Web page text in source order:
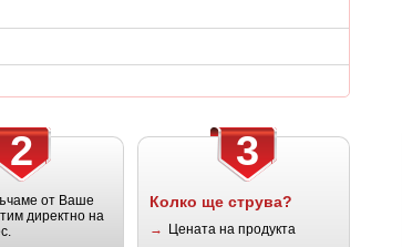
2
от Ваше
директно на
3
Колко ще струва?
→
Цената на продукта